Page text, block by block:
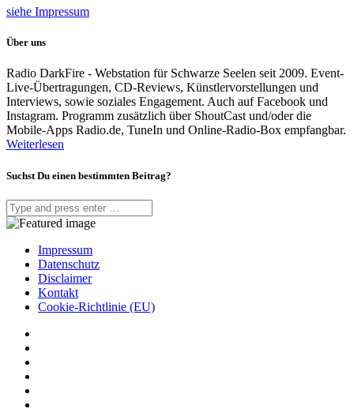
siehe Impressum
Über uns
Radio DarkFire - Webstation für Schwarze Seelen seit 2009. Event-
Live-Übertragungen, CD-Reviews, Künstlervorstellungen und
Interviews, sowie soziales Engagement. Auch auf Facebook und
Instagram. Programm zusätzlich über ShoutCast und/oder die
Mobile-Apps Radio.de, TuneIn und Online-Radio-Box empfangbar.
Weiterlesen
Suchst Du einen bestimmten Beitrag?
Impressum
Datenschutz
Disclaimer
Kontakt
Cookie-Richtlinie (EU)